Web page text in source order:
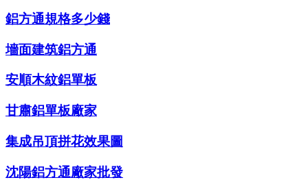
鋁方通規格多少錢
墻面建筑鋁方通
安順木紋鋁單板
甘肅鋁單板廠家
集成吊頂拼花效果圖
沈陽鋁方通廠家批發